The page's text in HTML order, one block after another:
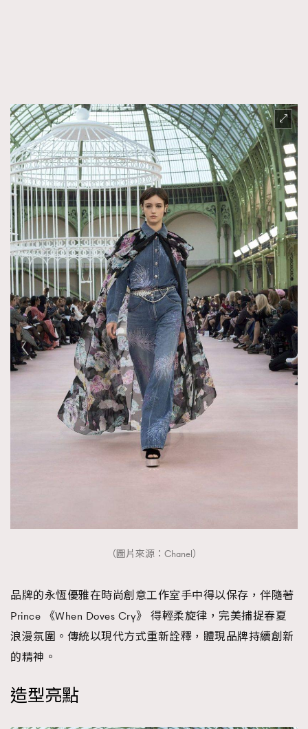
（圖片來源：Chanel）
品牌的永恆優雅在時尚創意工作室手中得以保存，伴隨著
Prince 《When Doves Cry》 得輕柔旋律，完美捕捉春夏
浪漫氛圍。傳統以現代方式重新詮釋，體現品牌持續創新
的精神。
造型亮點